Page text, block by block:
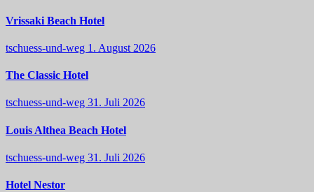
Vrissaki Beach Hotel
tschuess-und-weg 1. August 2026
The Classic Hotel
tschuess-und-weg 31. Juli 2026
Louis Althea Beach Hotel
tschuess-und-weg 31. Juli 2026
Hotel Nestor